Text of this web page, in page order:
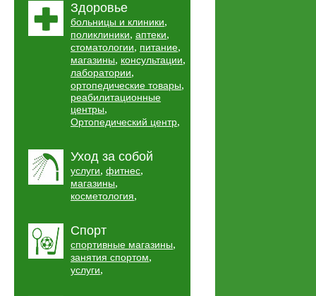
Здоровье
больницы и клиники,
поликлиники, аптеки,
стоматологии, питание,
магазины, консультации,
лаборатории,
ортопедические товары,
реабилитационные
центры,
Ортопедический центр,
Уход за собой
услуги, фитнес,
магазины,
косметология,
Спорт
спортивные магазины,
занятия спортом,
услуги,